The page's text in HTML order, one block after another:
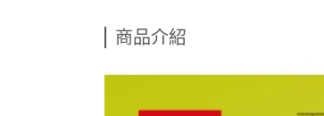
商品介紹